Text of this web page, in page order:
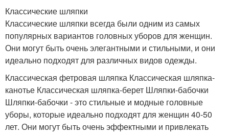
Классические шляпки
Классические шляпки всегда были одним из самых
популярных вариантов головных уборов для женщин.
Они могут быть очень элегантными и стильными, и они
идеально подходят для различных видов одежды.
Классическая фетровая шляпка Классическая шляпка-
канотье Классическая шляпка-берет Шляпки-бабочки
Шляпки-бабочки - это стильные и модные головные
уборы, которые идеально подходят для женщин 40-50
лет. Они могут быть очень эффектными и привлекать